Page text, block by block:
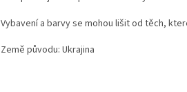
Vybavení a barvy se mohou lišit od těch,
Země původu: Ukrajina